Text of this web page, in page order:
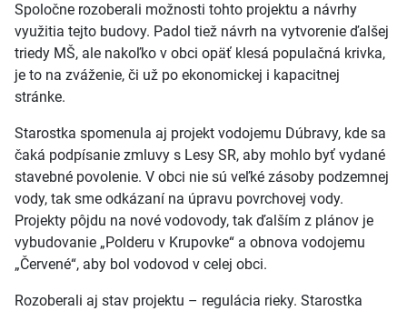
Spoločne rozoberali možnosti tohto projektu a návrhy
využitia tejto budovy. Padol tiež návrh na vytvorenie ďalšej
triedy MŠ, ale nakoľko v obci opäť klesá populačná krivka,
je to na zváženie, či už po ekonomickej i kapacitnej
stránke.
Starostka spomenula aj projekt vodojemu Dúbravy, kde sa
čaká podpísanie zmluvy s Lesy SR, aby mohlo byť vydané
stavebné povolenie. V obci nie sú veľké zásoby podzemnej
vody, tak sme odkázaní na úpravu povrchovej vody.
Projekty pôjdu na nové vodovody, tak ďalším z plánov je
vybudovanie „Polderu v Krupovke“ a obnova vodojemu
„Červené“, aby bol vodovod v celej obci.
Rozoberali aj stav projektu – regulácia rieky. Starostka